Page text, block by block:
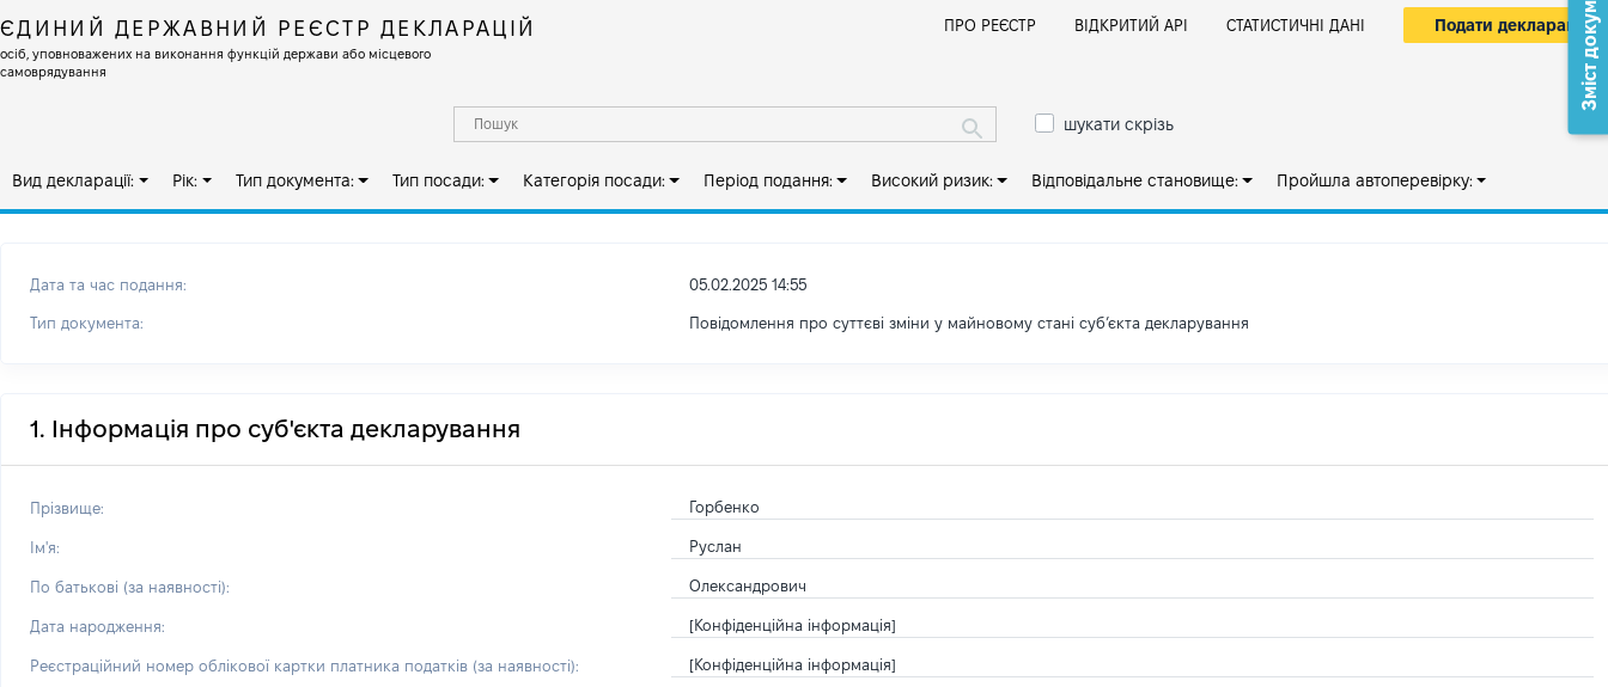
ЄДИНИЙ ДЕРЖАВНИЙ РЕЄСТР ДЕКЛАРАЦІЙ
осіб, уповноважених на виконання функцій держави або місцевого
самоврядування
ПРО РЕЄСТР ВІДКРИТИЙ АРІ СТАТИСТИЧНІ ДАНІ Подати декларацію
шукати скрізь
Вид декларації: Рік: Тип документа: Тип посади: Категорія посади: Період подання: Високий ризик: Відповідальне становище: Пройшла автоперевірку:
Дата та час подання: 05.02.2025 14:55
Тип документа: Повідомлення про суттєві зміни у майновому стані субʼєкта декларування
1. Інформація про суб'єкта декларування
Прізвище: Горбенко
Ім'я: Руслан
По батькові (за наявності): Олександрович
Дата народження: [Конфіденційна інформація]
Реєстраційний номер облікової картки платника податків (за наявності): [Конфіденційна інформація]
Зміст документа